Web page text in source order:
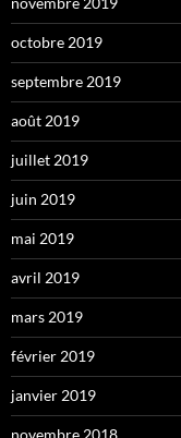
octobre 2019
septembre 2019
août 2019
juillet 2019
juin 2019
mai 2019
avril 2019
mars 2019
février 2019
janvier 2019